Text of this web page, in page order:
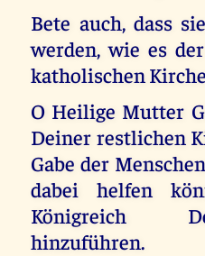
Bete auch, dass
werden, wie es
katholischen
O Heilige Mutter
Deiner restlichen
Gabe der
dabei helfen
Königreich
hinzuführen.